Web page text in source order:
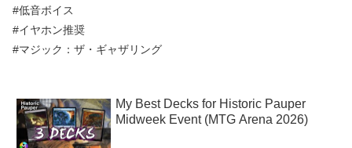
#低音ボイス​
#イヤホン推奨
#マジック：ザ・ギャザリング
My Best Decks for Historic Pauper
Midweek Event (MTG Arena 2026)